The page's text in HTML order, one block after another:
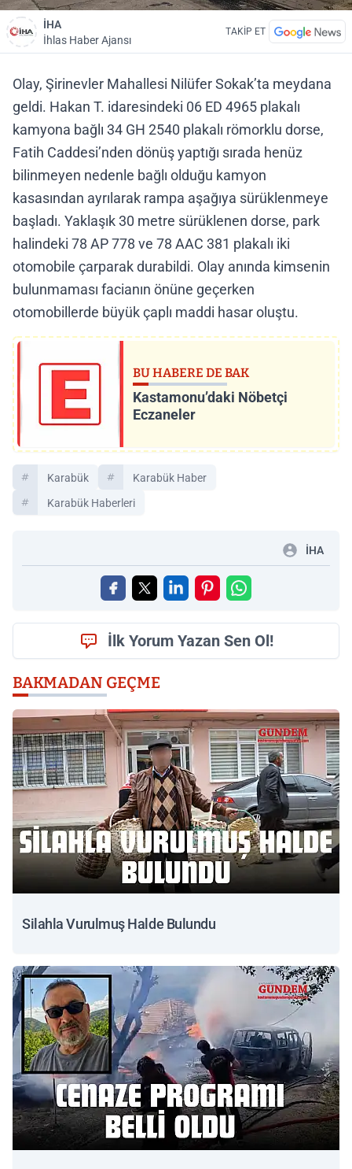
İHA
İhlas Haber Ajansı
TAKİP ET
Olay, Şirinevler Mahallesi Nilüfer Sokak’ta meydana
geldi. Hakan T. idaresindeki 06 ED 4965 plakalı
kamyona bağlı 34 GH 2540 plakalı römorklu dorse,
Fatih Caddesi’nden dönüş yaptığı sırada henüz
bilinmeyen nedenle bağlı olduğu kamyon
kasasından ayrılarak rampa aşağıya sürüklenmeye
başladı. Yaklaşık 30 metre sürüklenen dorse, park
halindeki 78 AP 778 ve 78 AAC 381 plakalı iki
otomobile çarparak durabildi. Olay anında kimsenin
bulunmaması facianın önüne geçerken
otomobillerde büyük çaplı maddi hasar oluştu.
BU HABERE DE BAK
Kastamonu’daki Nöbetçi
Eczaneler
Karabük
Karabük Haber
Karabük Haberleri
İHA
İlk Yorum Yazan Sen Ol!
BAKMADAN GEÇME
Silahla Vurulmuş Halde Bulundu